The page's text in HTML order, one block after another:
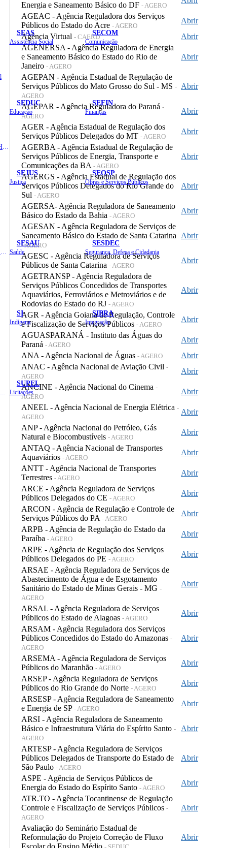
SEAS
Assistência Social
SECOM
Comunicação
SEDUC
Educação
SEFIN
Finanças
SEJUS
Justiça
SEOSP
Obras e Serviços Públicos
SESAU
Saúde
SESDEC
Segurança, Defesa e Cidadania
SI
Indígena
SIBRA
Integração
SUPEL
Licitações
Energia e Saneamento Básico do DF - AGERO
AGEAC - Agência Reguladora dos Serviços
Públicos do Estado do Acre - AGERO
Abrir
Agência Virtual - CAERD
Abrir
AGENERSA - Agência Reguladora de Energia
e Saneamento Básico do Estado do Rio de
Janeiro - AGERO
Abrir
AGEPAN - Agência Estadual de Regulação de
Serviços Públicos do Mato Grosso do Sul - MS -
AGERO
Abrir
AGEPAR - Agência Reguladora do Paraná -
AGERO
Abrir
AGER - Agência Estadual de Regulação dos
Serviços Públicos Delegados do MT - AGERO
Abrir
AGERBA - Agência Estadual de Regulação de
Serviços Públicos de Energia, Transporte e
Comunicações da BA - AGERO
Abrir
AGERGS - Agência Estadual de Regulação dos
Serviços Públicos Delegados do Rio Grande do
Sul - AGERO
Abrir
AGERSA- Agência Reguladora de Saneamento
Básico do Estado da Bahia - AGERO
Abrir
AGESAN - Agência Reguladora de Serviços de
Saneamento Básico do Estado de Santa Catarina
- AGERO
Abrir
AGESC - Agência Reguladora de Serviços
Públicos de Santa Catarina - AGERO
Abrir
AGETRANSP - Agência Reguladora de
Serviços Públicos Concedidos de Transportes
Aquaviários, Ferroviários e Metroviários e de
Rodovias do Estado do RJ - AGERO
Abrir
AGR - Agência Goiana de Regulação, Controle
e Fiscalização de Serviços Públicos - AGERO
Abrir
AGUASPARANÁ - Instituto das Águas do
Paraná - AGERO
Abrir
ANA - Agência Nacional de Águas - AGERO
Abrir
ANAC - Agência Nacional de Aviação Civil -
AGERO
Abrir
ANCINE - Agência Nacional do Cinema -
AGERO
Abrir
ANEEL - Agência Nacional de Energia Elétrica -
AGERO
Abrir
ANP - Agência Nacional do Petróleo, Gás
Natural e Biocombustíveis - AGERO
Abrir
ANTAQ - Agência Nacional de Transportes
Aquaviários - AGERO
Abrir
ANTT - Agência Nacional de Transportes
Terrestres - AGERO
Abrir
ARCE - Agência Reguladora de Serviços
Públicos Delegados do CE - AGERO
Abrir
ARCON - Agência de Regulação e Controle de
Serviços Públicos do PA - AGERO
Abrir
ARPB - Agência de Regulação do Estado da
Paraíba - AGERO
Abrir
ARPE - Agência de Regulação dos Serviços
Públicos Delegados do PE - AGERO
Abrir
ARSAE - Agência Reguladora de Serviços de
Abastecimento de Água e de Esgotamento
Sanitário do Estado de Minas Gerais - MG -
AGERO
Abrir
ARSAL - Agência Reguladora de Serviços
Públicos do Estado de Alagoas - AGERO
Abrir
ARSAM - Agência Reguladora dos Serviços
Públicos Concedidos do Estado do Amazonas -
AGERO
Abrir
ARSEMA - Agência Reguladora de Serviços
Públicos do Maranhão - AGERO
Abrir
ARSEP - Agência Reguladora de Serviços
Públicos do Rio Grande do Norte - AGERO
Abrir
ARSESP - Agência Reguladora de Saneamento
e Energia de SP - AGERO
Abrir
ARSI - Agência Reguladora de Saneamento
Básico e Infraestrutura Viária do Espírito Santo -
AGERO
Abrir
ARTESP - Agência Reguladora de Serviços
Públicos Delegados de Transporte do Estado de
São Paulo - AGERO
Abrir
ASPE - Agência de Serviços Públicos de
Energia do Estado do Espírito Santo - AGERO
Abrir
ATR.TO - Agência Tocantinense de Regulação
Controle e Fiscalização de Serviços Públicos -
AGERO
Abrir
Avaliação do Seminário Estadual de
Reformulação do Projeto Correção de Fluxo
Escolar do Ensino Médio
Abrir